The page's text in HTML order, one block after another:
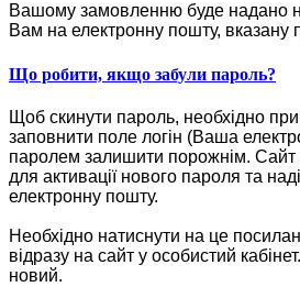
Вашому замовленню буде надано
Вам на електронну пошту, вказану
Що робити, якщо забули пароль?
Щоб скинути пароль, необхідно при
заповнити поле логін (Ваша
паролем залишити порожнім. Сайт
для активації нового пароля та
електронну пошту.
Необхідно натиснути на це
відразу на сайт у особистий
новий.